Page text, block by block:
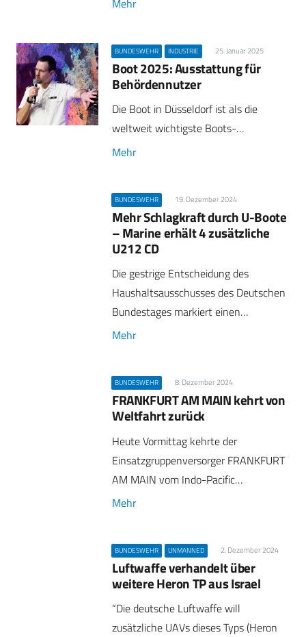
Mehr
BUNDESWEHR INDUSTRIE 25. Januar 2025
Boot 2025: Ausstattung für
Behördennutzer
Die Boot in Düsseldorf ist als die
weltweit wichtigste Boots-…
Mehr
BUNDESWEHR 19. Dezember 2024
Mehr Schlagkraft durch U-Boote
– Marine erhält 4 zusätzliche
U212 CD
Die gestrige Entscheidung des
Haushaltsausschusses des Deutschen
Bundestages markiert einen…
Mehr
BUNDESWEHR 8. Dezember 2024
FRANKFURT AM MAIN kehrt von
Weltfahrt zurück
Heute Vormittag kehrte der
Einsatzgruppenversorger FRANKFURT
AM MAIN vom Indo-Pacific…
Mehr
BUNDESWEHR UNMANNED 2. Dezember 2024
Luftwaffe verhandelt über
weitere Heron TP aus Israel
“Die deutsche Luftwaffe will
zusätzliche UAVs dieses Typs (Heron